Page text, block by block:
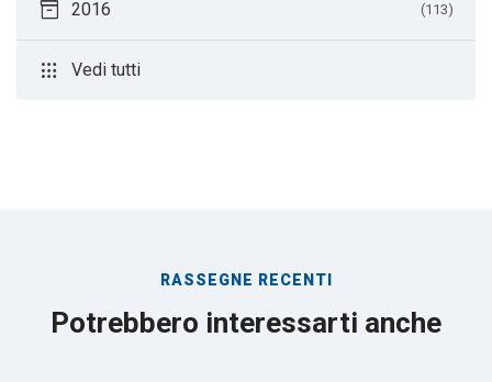
inventory_2 2016 (113)
apps Vedi tutti
RASSEGNE RECENTI
Potrebbero interessarti anche